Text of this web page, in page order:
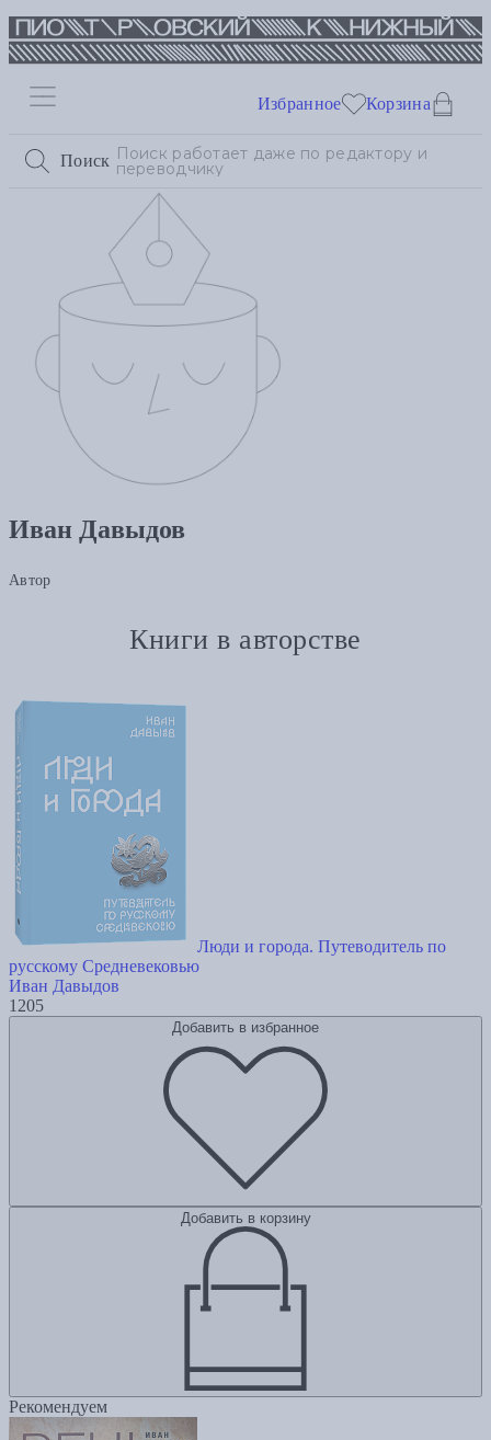
Поиск
Избранное Корзина
Иван Давыдов
Автор
Книги в авторстве
Люди и города. Путеводитель по
русскому Средневековью
Иван Давыдов
1205
Добавить в избранное
Добавить в корзину
Рекомендуем